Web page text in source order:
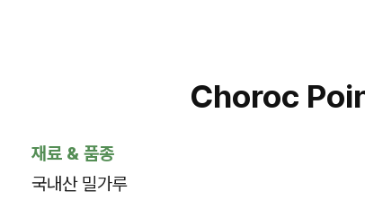
Choroc
재료 & 품종
국내산 밀가루